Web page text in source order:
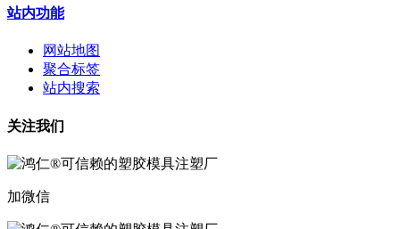
站内功能
网站地图
聚合标签
站内搜索
关注我们
加微信